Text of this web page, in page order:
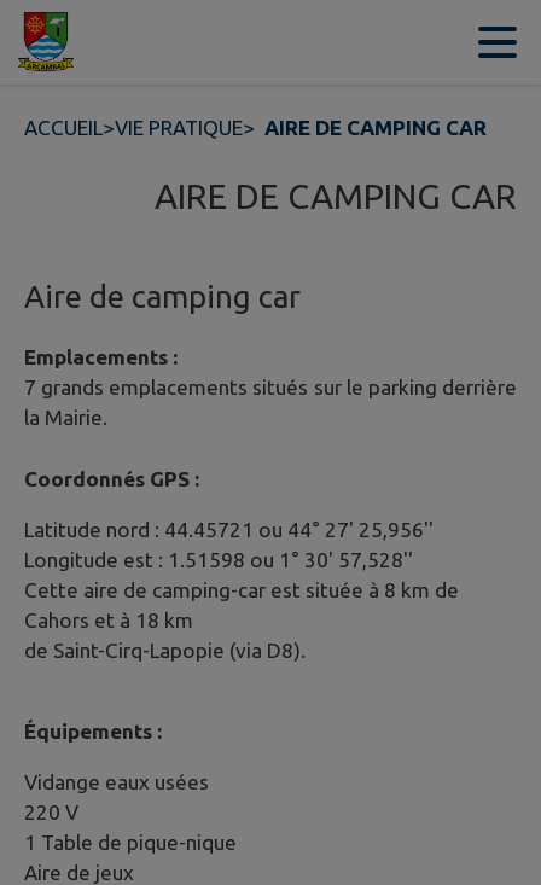
Contenu
ACCUEIL>VIE PRATIQUE> AIRE DE CAMPING CAR
AIRE DE CAMPING CAR
Aire de camping car
Emplacements :
7 grands emplacements situés sur le parking derrière
la Mairie.
Coordonnés GPS :
Latitude nord : 44.45721 ou 44° 27' 25,956''
Longitude est : 1.51598 ou 1° 30' 57,528''
Cette aire de camping-car est située à 8 km de
Cahors et à 18 km
de Saint-Cirq-Lapopie (via D8).
Équipements :
Vidange eaux usées
220 V
1 Table de pique-nique
Aire de jeux